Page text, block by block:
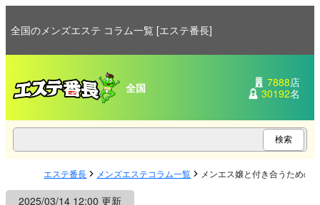
全国のメンズエステ コラム一覧 [エステ番長]
全国 7888店
30192名
エステ番長 メンズエステコラム一覧 メンエス嬢と付き合うための
2025/03/14 12:00 更新